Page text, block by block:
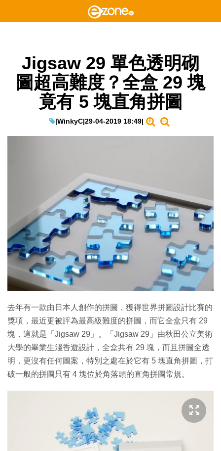
Jigsaw 29 單色透明砌
圖超高難度？全盒 29 塊
竟有 5 塊直角拼圖
|WinkyC|29-04-2019 18:49|
去年有一款由日本人創作的拼圖，獲得世界拼圖設計比賽的
獎項，最近更被評為最高級難度的拼圖，而它全盒只有 29
塊，這就是「Jigsaw 29」。「Jigsaw 29」由秋田公立美術
大學的畢業生淺香遊設計，全盒共有 29 塊，而且拼圖全透
明，更沒有任何圖案，特別之處在於它有 5 塊直角拼圖，打
破一般的拼圖只有 4 塊位於角落頭的直角拼圖常規。